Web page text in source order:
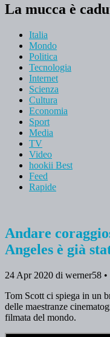
La mucca è
Italia
Mondo
Politica
Tecnologia
Internet
Scienza
Cultura
Economia
Sport
Media
TV
Video
hookii Best
Feed
Rapide
Andare
Angeles è già
24 Apr 2020 di werner58 •
Tom Scott ci spiega in un
delle maestranze
filmata del mondo.